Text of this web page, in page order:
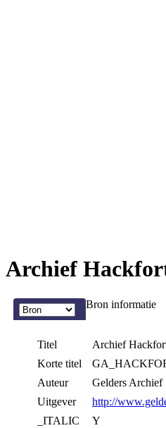
Archief
Bron informatie
Titel
Archief
Korte titel
Auteur
Gelders Archief
Uitgever
http://
_ITALIC
Y